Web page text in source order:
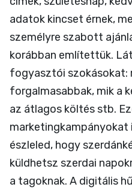
adatok kincset érnek,
személyre szabott
korábban említettük.
fogyasztói szokásokat:
forgalmasabbak, mik a
az átlagos költés stb.
marketingkampányokat
észleled, hogy
küldhetsz szerdai
a tagoknak. A digitális